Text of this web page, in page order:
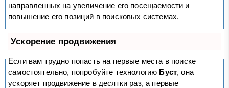
направленных на увеличение его посещаемости и
повышение его позиций в поисковых системах.
Ускорение продвижения
Если вам трудно попасть на первые места в поиске
самостоятельно, попробуйте технологию Буст, она
ускоряет продвижение в десятки раз, а первые